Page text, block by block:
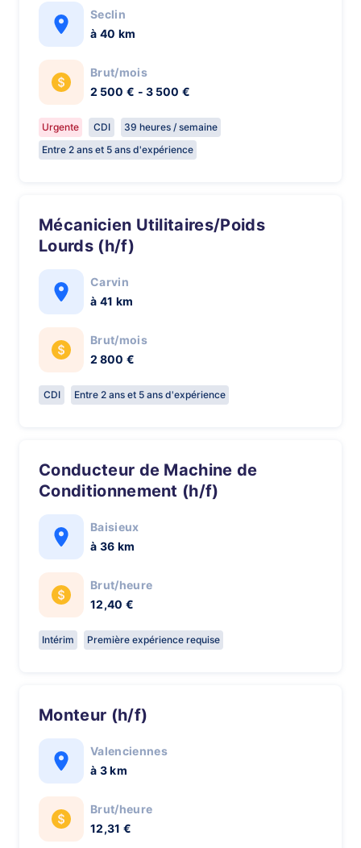
Seclin
à 40 km
Brut/mois
2 500 € - 3 500 €
Urgente CDI
39 heures / semaine
Entre 2 ans et 5 ans d'expérience
Mécanicien Utilitaires/Poids
Lourds (h/f)
Carvin
à 41 km
Brut/mois
2 800 €
CDI Entre 2 ans et 5 ans d'expérience
Conducteur de Machine de
Conditionnement (h/f)
Baisieux
à 36 km
Brut/heure
12,40 €
Intérim Première expérience requise
Monteur (h/f)
Valenciennes
à 3 km
Brut/heure
12,31 €